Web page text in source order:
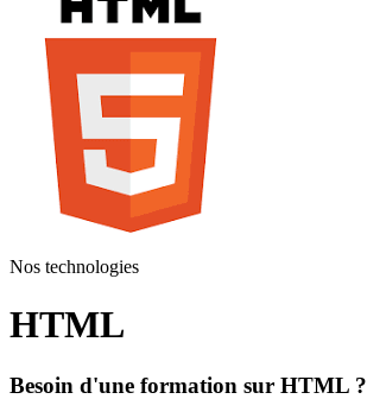
Nos technologies
HTML
Besoin d'une formation sur HTML ?